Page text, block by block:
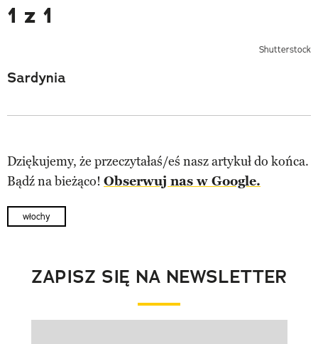
1 z 1
Shutterstock
Sardynia
Dziękujemy, że przeczytałaś/eś nasz artykuł do końca.
Bądź na bieżąco! Obserwuj nas w Google.
włochy
ZAPISZ SIĘ NA NEWSLETTER